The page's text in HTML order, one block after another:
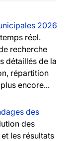
2026
réel.
recherche
détaillés de la
répartition
encore...
des
des
les résultats